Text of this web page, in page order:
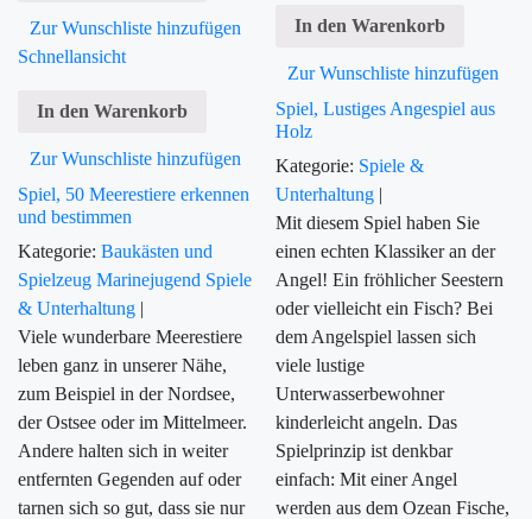
Zur Wunschliste hinzufügen
Schnellansicht
In den Warenkorb
Zur Wunschliste hinzufügen
Spiel, 50 Meerestiere erkennen
und bestimmen
Kategorie: Baukästen und
Spielzeug Marinejugend Spiele
& Unterhaltung |
Viele wunderbare Meerestiere
leben ganz in unserer Nähe,
zum Beispiel in der Nordsee,
der Ostsee oder im Mittelmeer.
Andere halten sich in weiter
entfernten Gegenden auf oder
tarnen sich so gut, dass sie nur
In den Warenkorb
Zur Wunschliste hinzufügen
Spiel, Lustiges Angespiel aus
Holz
Kategorie: Spiele &
Unterhaltung |
Mit diesem Spiel haben Sie
einen echten Klassiker an der
Angel! Ein fröhlicher Seestern
oder vielleicht ein Fisch? Bei
dem Angelspiel lassen sich
viele lustige
Unterwasserbewohner
kinderleicht angeln. Das
Spielprinzip ist denkbar
einfach: Mit einer Angel
werden aus dem Ozean Fische,